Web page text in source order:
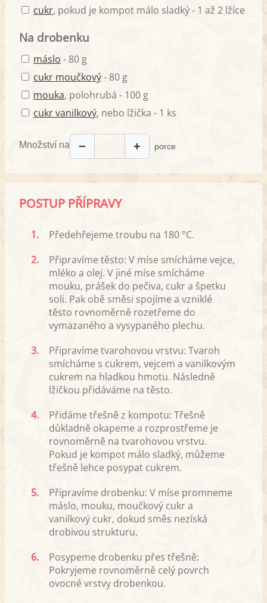
cukr, pokud je kompot málo sladký - 1 až 2 lžíce
Na drobenku
máslo - 80 g
cukr moučkový- 80 g
mouka, polohrubá - 100 g
cukr vanilkový, nebo lžička - 1 ks
Množství na − + porce
POSTUP PŘÍPRAVY
1.
Předehřejeme troubu na 180 °C.
2.
Připravíme těsto: V míse smícháme vejce,
mléko a olej. V jiné míse smícháme
mouku, prášek do pečiva, cukr a špetku
soli. Pak obě směsi spojíme a vzniklé
těsto rovnoměrně rozetřeme do
vymazaného a vysypaného plechu.
3.
Připravíme tvarohovou vrstvu: Tvaroh
smícháme s cukrem, vejcem a vanilkovým
cukrem na hladkou hmotu. Následně
lžičkou přidáváme na těsto.
4.
Přidáme třešně z kompotu: Třešně
důkladně okapeme a rozprostřeme je
rovnoměrně na tvarohovou vrstvu.
Pokud je kompot málo sladký, můžeme
třešně lehce posypat cukrem.
5.
Připravíme drobenku: V míse promneme
máslo, mouku, moučkový cukr a
vanilkový cukr, dokud směs nezíská
drobivou strukturu.
6.
Posypeme drobenku přes třešně:
Pokryjeme rovnoměrně celý povrch
ovocné vrstvy drobenkou.